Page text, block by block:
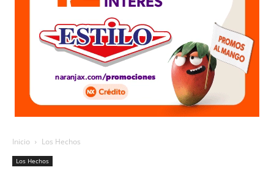
Inicio Los Hechos
Los Hechos